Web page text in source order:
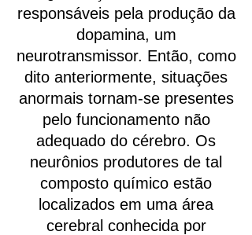
responsáveis pela produção da
dopamina, um
neurotransmissor. Então, como
dito anteriormente, situações
anormais tornam-se presentes
pelo funcionamento não
adequado do cérebro. Os
neurônios produtores de tal
composto químico estão
localizados em uma área
cerebral conhecida por